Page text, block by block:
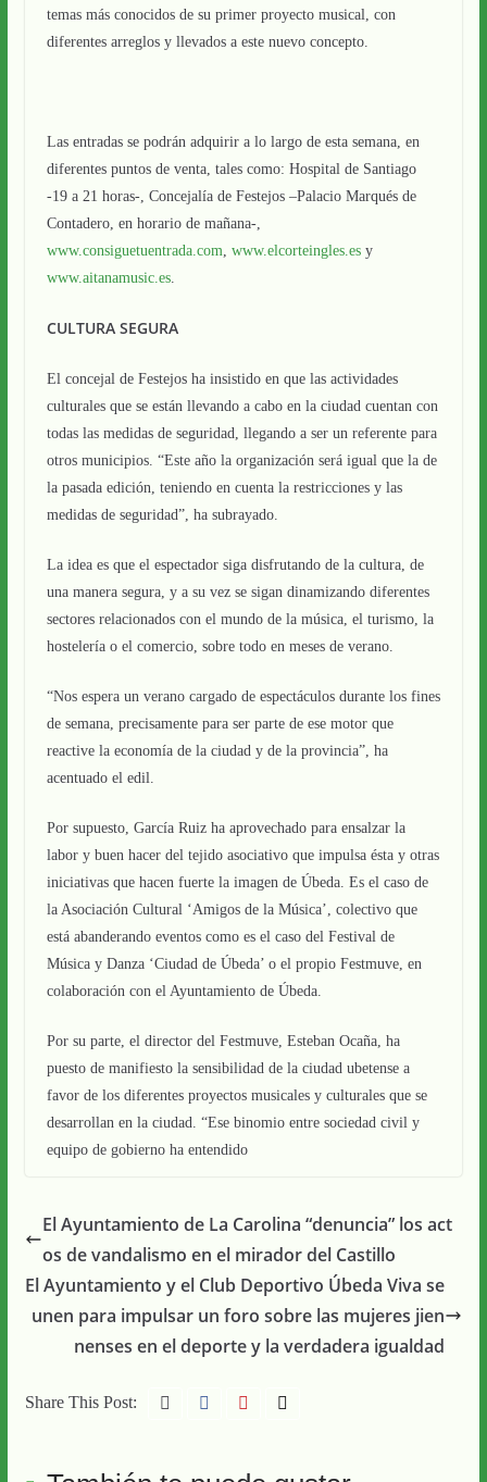
temas más conocidos de su primer proyecto musical, con
diferentes arreglos y llevados a este nuevo concepto.
Las entradas se podrán adquirir a lo largo de esta semana, en
diferentes puntos de venta, tales como: Hospital de Santiago
-19 a 21 horas-, Concejalía de Festejos –Palacio Marqués de
Contadero, en horario de mañana-,
www.consiguetuentrada.com, www.elcorteingles.esy
www.aitanamusic.es.
CULTURA SEGURA
El concejal de Festejos ha insistido en que las actividades
culturales que se están llevando a cabo en la ciudad cuentan con
todas las medidas de seguridad, llegando a ser un referente para
otros municipios. “Este año la organización será igual que la de
la pasada edición, teniendo en cuenta la restricciones y las
medidas de seguridad”, ha subrayado.
La idea es que el espectador siga disfrutando de la cultura, de
una manera segura, y a su vez se sigan dinamizando diferentes
sectores relacionados con el mundo de la música, el turismo, la
hostelería o el comercio, sobre todo en meses de verano.
“Nos espera un verano cargado de espectáculos durante los fines
de semana, precisamente para ser parte de ese motor que
reactive la economía de la ciudad y de la provincia”, ha
acentuado el edil.
Por supuesto, García Ruiz ha aprovechado para ensalzar la
labor y buen hacer del tejido asociativo que impulsa ésta y otras
iniciativas que hacen fuerte la imagen de Úbeda. Es el caso de
la Asociación Cultural ‘Amigos de la Música’, colectivo que
está abanderando eventos como es el caso del Festival de
Música y Danza ‘Ciudad de Úbeda’ o el propio Festmuve, en
colaboración con el Ayuntamiento de Úbeda.
Por su parte, el director del Festmuve, Esteban Ocaña, ha
puesto de manifiesto la sensibilidad de la ciudad ubetense a
favor de los diferentes proyectos musicales y culturales que se
desarrollan en la ciudad. “Ese binomio entre sociedad civil y
equipo de gobierno ha entendido
El Ayuntamiento de La Carolina “denuncia” los act
os de vandalismo en el mirador del Castillo
El Ayuntamiento y el Club Deportivo Úbeda Viva se
unen para impulsar un foro sobre las mujeres jien
nenses en el deporte y la verdadera igualdad
Share This Post: